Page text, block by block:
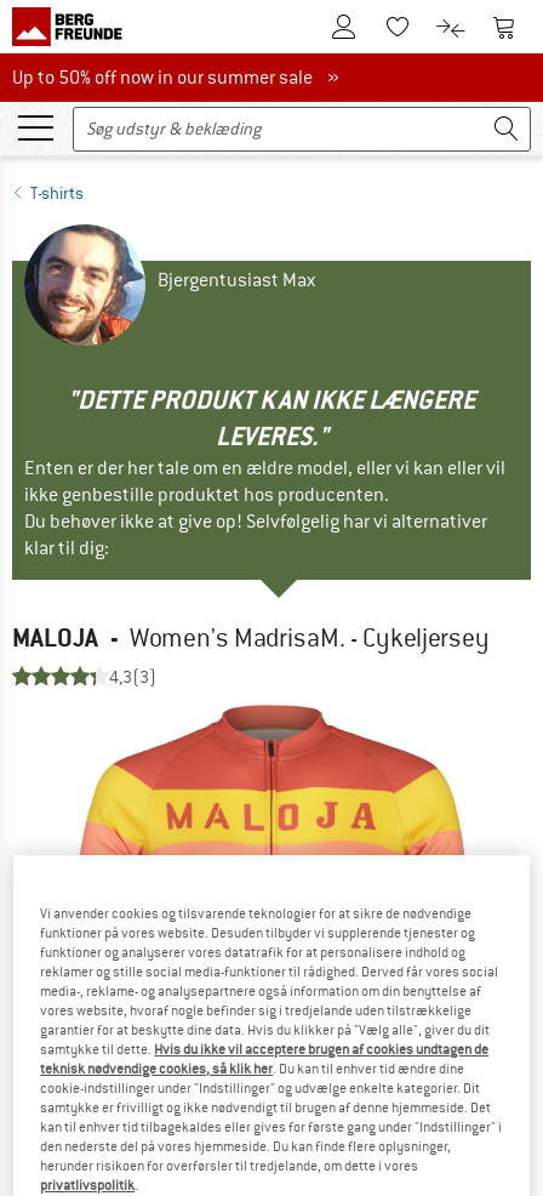
Til kundekontoenTil huskesedlen.
Til Til
Up to 50% off now in our summer sale
Up to 50% off now in our summer sale »
T-shirts
Bjergentusiast Max
"DETTE PRODUKT KAN IKKE LÆNGERE
LEVERES."
Enten er der her tale om en ældre model, eller vi kan eller vil
ikke genbestille produktet hos producenten.
Du behøver ikke at give op! Selvfølgelig har vi alternativer
klar til dig:
MALOJA - Women's MadrisaM. - Cykeljersey
4,3(3)
Vi anvender cookies og tilsvarende teknologier for at sikre de nødvendige
funktioner på vores website. Desuden tilbyder vi supplerende tjenester og
funktioner og analyserer vores datatrafik for at personalisere indhold og
reklamer og stille social media-funktioner til rådighed. Derved får vores social
media-, reklame- og analysepartnere også information om din benyttelse af
vores website, hvoraf nogle befinder sig i tredjelande uden tilstrækkelige
garantier for at beskytte dine data. Hvis du klikker på "Vælg alle", giver du dit
samtykke til dette. Hvis du ikke vil acceptere brugen af cookies undtagen de
teknisk nødvendige cookies, så klik her. Du kan til enhver tid ændre dine
cookie-indstillinger under "Indstillinger" og udvælge enkelte kategorier. Dit
samtykke er frivilligt og ikke nødvendigt til brugen af denne hjemmeside. Det
kan til enhver tid tilbagekaldes eller gives for første gang under "Indstillinger" i
den nederste del på vores hjemmeside. Du kan finde flere oplysninger,
herunder risikoen for overførsler til tredjelande, om dette i vores
privatlivspolitik.